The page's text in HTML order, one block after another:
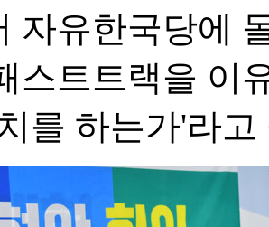
자유한국당에
스트트랙을 이
를 하는가'라고